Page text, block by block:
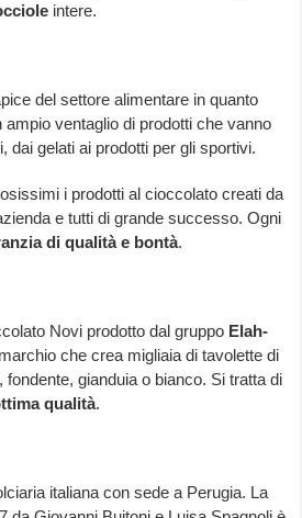
intere.
del settore alimentare in quanto
ventaglio di prodotti che vanno
dai gelati ai prodotti per gli sportivi.
i prodotti al cioccolato creati da
e tutti di grande successo. Ogni
di qualità e bontà.
Novi prodotto dal gruppo Elah-
che crea migliaia di tavolette di
gianduia o bianco. Si tratta di
qualità.
italiana con sede a Perugia. La